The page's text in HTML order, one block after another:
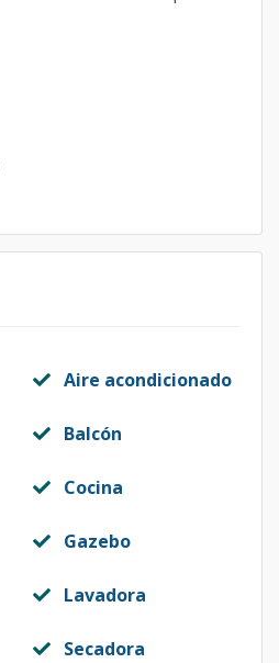
Aire acondicionado
Balcón
Cocina
Gazebo
Lavadora
Secadora